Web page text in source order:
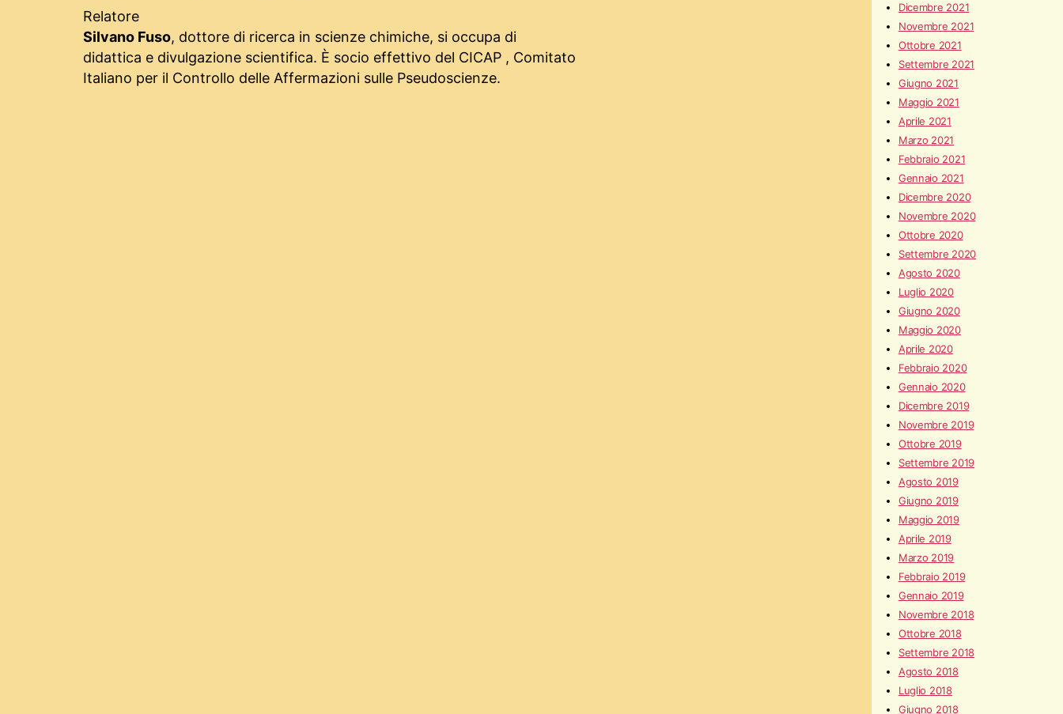
Dicembre 2021
Novembre 2021
Ottobre 2021
Settembre 2021
Giugno 2021
Maggio 2021
Aprile 2021
Marzo 2021
Febbraio 2021
Gennaio 2021
Dicembre 2020
Novembre 2020
Ottobre 2020
Settembre 2020
Agosto 2020
Luglio 2020
Giugno 2020
Maggio 2020
Aprile 2020
Febbraio 2020
Gennaio 2020
Dicembre 2019
Novembre 2019
Ottobre 2019
Settembre 2019
Agosto 2019
Giugno 2019
Maggio 2019
Aprile 2019
Marzo 2019
Febbraio 2019
Gennaio 2019
Novembre 2018
Ottobre 2018
Settembre 2018
Agosto 2018
Luglio 2018
Giugno 2018
Relatore
Silvano Fuso, dottore di ricerca in scienze chimiche, si occupa di
didattica e divulgazione scientifica. È socio effettivo del CICAP , Comitato
Italiano per il Controllo delle Affermazioni sulle Pseudoscienze.